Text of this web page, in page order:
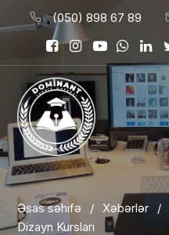
(050) 898 67 89
Əsas səhifə / Xəbərlər /
Dizayn Kursları